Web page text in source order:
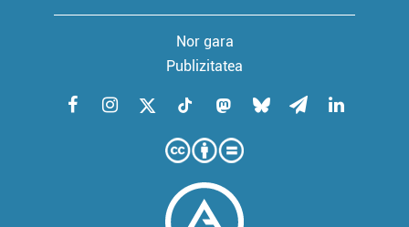
Nor gara
Publizitatea